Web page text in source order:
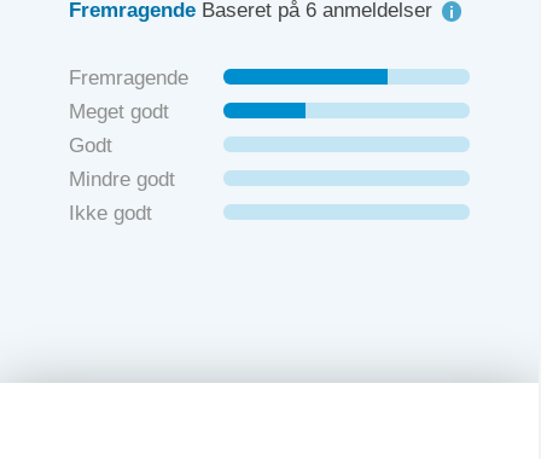
Fremragende Baseret på 6 anmeldelser
Fremragende
Meget godt
Godt
Mindre godt
Ikke godt